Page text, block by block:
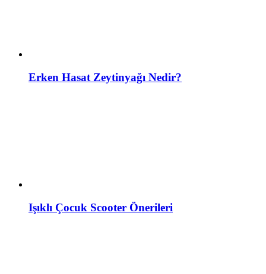
Erken Hasat Zeytinyağı Nedir?
Işıklı Çocuk Scooter Önerileri